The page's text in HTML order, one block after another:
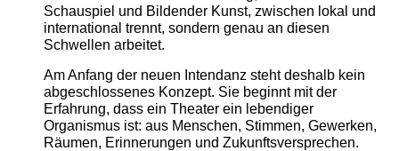
Schauspiel und Bildender Kunst, zwischen lokal und
international trennt, sondern genau an diesen
Schwellen arbeitet.
Am Anfang der neuen Intendanz steht deshalb kein
abgeschlossenes Konzept. Sie beginnt mit der
Erfahrung, dass ein Theater ein lebendiger
Organismus ist: aus Menschen, Stimmen, Gewerken,
Räumen, Erinnerungen und Zukunftsversprechen.